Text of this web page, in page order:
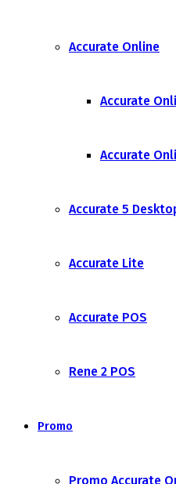
Accurate Online
Accurate
Accurate
Accurate 5
Accurate Lite
Accurate POS
Rene 2 POS
Promo
Promo Accurate